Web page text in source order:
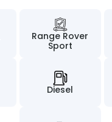
Range Rover
Sport
Diesel